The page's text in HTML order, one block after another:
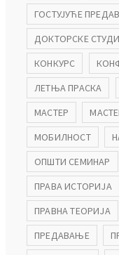
ГОСТУЈУЋЕ
ДОКТОРСКЕ
КОНКУРС
ЛЕТЊА ПРАСКА
МАСТЕР
МОБИЛНОСТ
ОПШТИ СЕМИНАР
ПРАВА ИСТОРИЈА
ПРАВНА ТЕОРИЈА
ПРЕДАВАЊЕ